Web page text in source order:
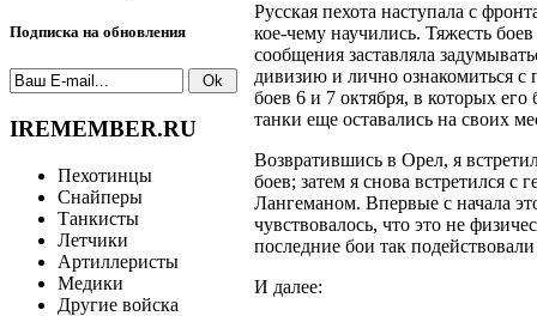
Подписка на обновления
IREMEMBER.RU
Пехотинцы
Снайперы
Танкисты
Летчики
Артиллеристы
Медики
Другие войска
Русская пехота наступала с
кое-чему научились. Тяжесть
сообщения заставляла
дивизию и лично ознакомиться с
боев 6 и 7 октября, в которых его
танки еще оставались на своих
Возвратившись в Орел, я
боев; затем я снова встретился
Лангеманом. Впервые с начала
чувствовалось, что это не
последние бои так
И далее: